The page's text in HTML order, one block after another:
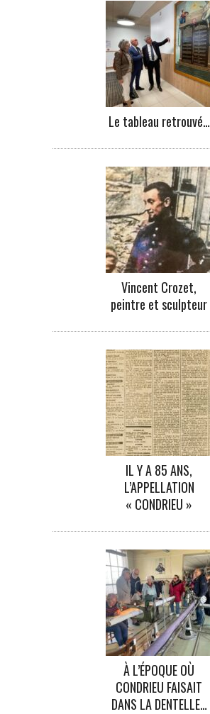
Le tableau retrouvé…
Vincent Crozet,
peintre et sculpteur
IL Y A 85 ANS,
L’APPELLATION
« CONDRIEU »
À L’ÉPOQUE OÙ
CONDRIEU FAISAIT
DANS LA DENTELLE…